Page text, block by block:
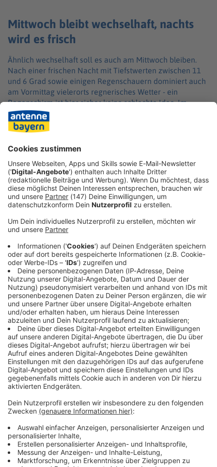
Mittwoch bleibt wechselhaft, nachts
wird es frisch
Ähnlich wechselhaft soll es auch am Mittwoch bleiben.
Nach einer frischen Nacht mit Tiefstwerten zwischen 11
und 6 Grad sowie einigen Regenschauern dominiert auch
am Vormittag vielerorts regnerisches Wetter - ein
Regenschirm ist hier sicher keine schlechte Idee. Im
Tagesverlauf wechseln sich Schauer, einzelne Gewitter
aber auch sonnige Abschnitte vielerorts ab. Die
Temperaturen erreichen in der Spitze zwischen 17 und 21
Grad. Der Wind ist mäßig, zeitweise auffrischend aus
Immer auf dem Laufenden
bleiben!
Verpass' nichts mehr - mit unserem kostenlosen
ANTENNE BAYERN Newsletter. Ob Nachrichten,
Lifestyle oder unsere neuesten Aktionen - wir
informieren dich.
Zum Newsletter anmelden